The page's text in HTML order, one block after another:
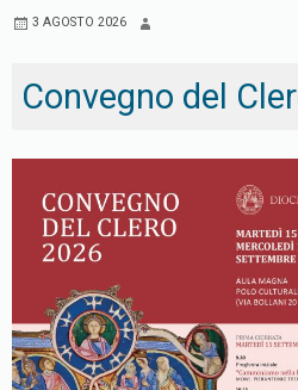
3 AGOSTO 2026
Convegno del